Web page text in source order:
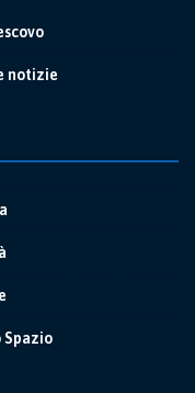
notizie
Spazio